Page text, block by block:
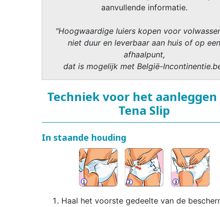
aanvullende informatie.
"Hoogwaardige luiers kopen voor
niet duur en leverbaar aan huis of op een
afhaalpunt,
dat is mogelijk met België-
Techniek voor het aanleggen
Tena Slip
In staande houding
Haal het voorste gedeelte van de